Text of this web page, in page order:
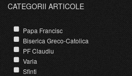
CATEGORII ARTICOLE
Papa Francisc
Biserica Greco-Catolica
PF Claudiu
Varia
Sfinti